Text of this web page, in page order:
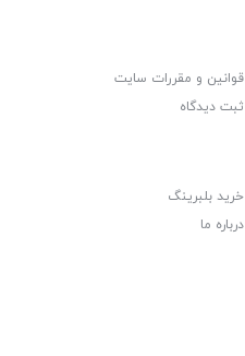
قوانین و مقررات سایت
ثبت دیدگاه
خرید بلبرینگ
درباره ما